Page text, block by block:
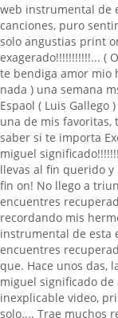
web instrumental de
canciones, puro
solo angustias print
exagerado!!!!!!!!!!!... (
te bendiga amor mio
nada ) una semana
Espaol ( Luis Gallego
una de mis
saber si te importa
miguel
llevas al fin querido y
fin on! No llego a
encuentres
recordando mis
instrumental de esta
encuentres
que. Hace unos das,
miguel significado
inexplicable video,
solo.... Trae muchos